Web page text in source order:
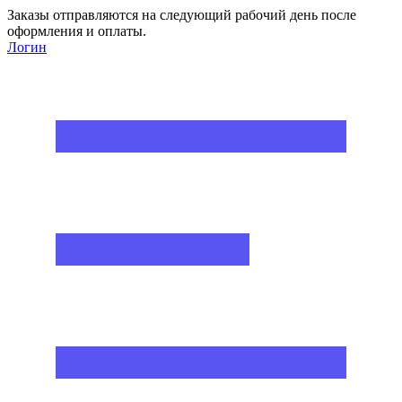
Заказы отправляются на следующий рабочий день после
оформления и оплаты.
Логин